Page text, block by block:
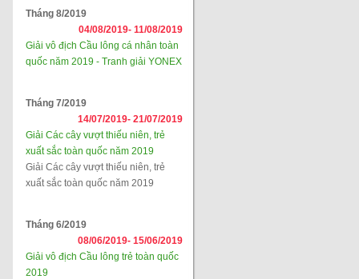
Tháng 8/2019
04/08/2019- 11/08/2019
Giải vô địch Cầu lông cá nhân toàn
quốc năm 2019 - Tranh giải YONEX
Tháng 7/2019
14/07/2019- 21/07/2019
Giải Các cây vượt thiếu niên, trẻ
xuất sắc toàn quốc năm 2019
Giải Các cây vượt thiếu niên, trẻ
xuất sắc toàn quốc năm 2019
Tháng 6/2019
08/06/2019- 15/06/2019
Giải vô địch Cầu lông trẻ toàn quốc
2019